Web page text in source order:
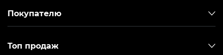
Покупателю
Топ продаж